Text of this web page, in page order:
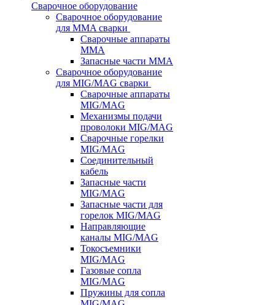
Сварочное оборудование
Сварочное оборудование
для MMA сварки
Сварочные аппараты
MMA
Запасные части MMA
Сварочное оборудование
для MIG/MAG сварки
Сварочные аппараты
MIG/MAG
Механизмы подачи
проволоки MIG/MAG
Сварочные горелки
MIG/MAG
Соединительный
кабель
Запасные части
MIG/MAG
Запасные части для
горелок MIG/MAG
Направляющие
каналы MIG/MAG
Токосъемники
MIG/MAG
Газовые сопла
MIG/MAG
Пружины для сопла